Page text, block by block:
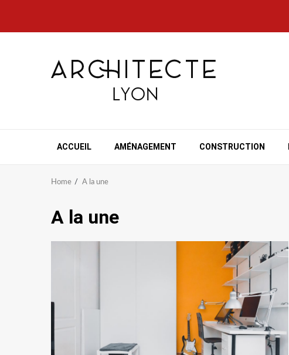
content
ACCUEIL AMÉNAGEMENT CONSTRUCTION
Home A la une
A la une